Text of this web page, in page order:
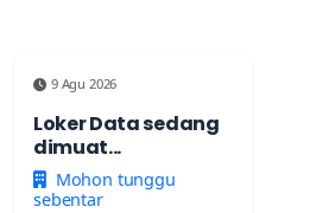
9 Agu 2026
Loker Data sedang
dimuat...
Mohon tunggu
sebentar